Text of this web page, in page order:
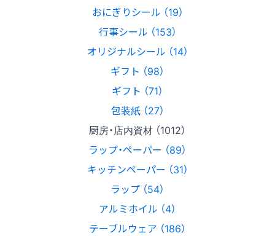
おにぎりシール （19）
行事シール （153）
オリジナルシール （14）
ギフト （98）
ギフト （71）
包装紙 （27）
厨房・店内資材 （1012）
ラップ・ペーパー （89）
キッチンペーパー （31）
ラップ （54）
アルミホイル （4）
テーブルウェア （186）